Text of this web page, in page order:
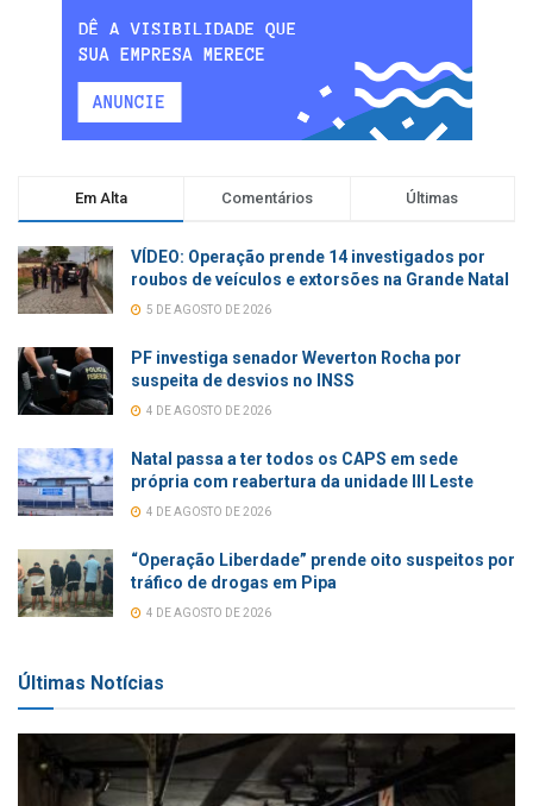
Em Alta Comentários Últimas
VÍDEO: Operação prende 14 investigados por
roubos de veículos e extorsões na Grande Natal
5 DE AGOSTO DE 2026
PF investiga senador Weverton Rocha por
suspeita de desvios no INSS
4 DE AGOSTO DE 2026
Natal passa a ter todos os CAPS em sede
própria com reabertura da unidade III Leste
4 DE AGOSTO DE 2026
“Operação Liberdade” prende oito suspeitos por
tráfico de drogas em Pipa
4 DE AGOSTO DE 2026
Últimas Notícias